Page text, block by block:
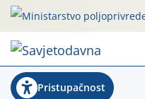
Pristupačnost